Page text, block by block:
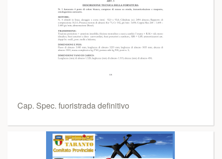
Cap. Spec. fuoristrada definitivo